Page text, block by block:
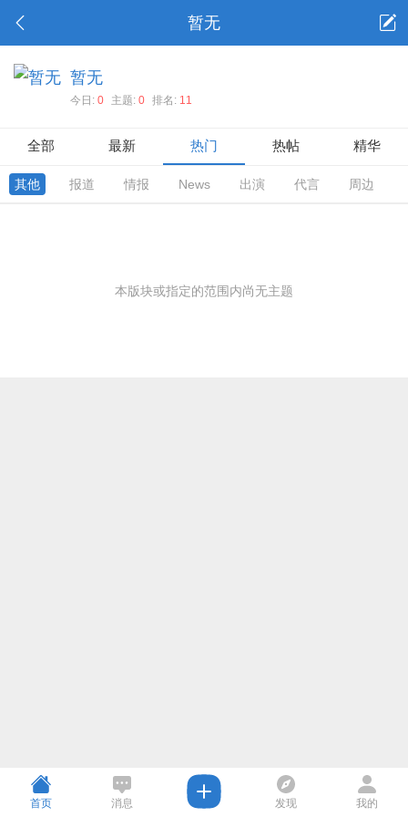
暂无
暂无
今日: 0 主题: 0 排名: 11
全部 最新 热门 热帖 精华
其他 报道 情报 News 出演 代言 周边
本版块或指定的范围内尚无主题
首页 消息 发现 我的